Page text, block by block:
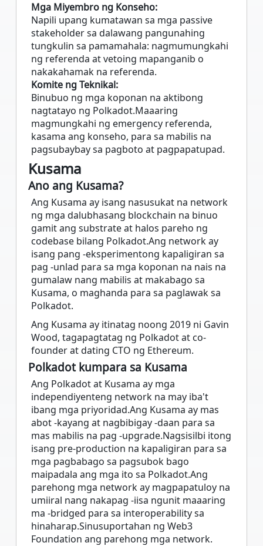
Mga Miyembro ng Konseho:
Napili upang kumatawan sa mga passive
stakeholder sa dalawang pangunahing
tungkulin sa pamamahala: nagmumungkahi
ng referenda at vetoing mapanganib o
nakakahamak na referenda.
Komite ng Teknikal:
Binubuo ng mga koponan na aktibong
nagtatayo ng Polkadot.Maaaring
magmungkahi ng emergency referenda,
kasama ang konseho, para sa mabilis na
pagsubaybay sa pagboto at pagpapatupad.
Kusama
Ano ang Kusama?
Ang Kusama ay isang nasusukat na network
ng mga dalubhasang blockchain na binuo
gamit ang substrate at halos pareho ng
codebase bilang Polkadot.Ang network ay
isang pang -eksperimentong kapaligiran sa
pag -unlad para sa mga koponan na nais na
gumalaw nang mabilis at makabago sa
Kusama, o maghanda para sa paglawak sa
Polkadot.
Ang Kusama ay itinatag noong 2019 ni Gavin
Wood, tagapagtatag ng Polkadot at co-
founder at dating CTO ng Ethereum.
Polkadot kumpara sa Kusama
Ang Polkadot at Kusama ay mga
independiyenteng network na may iba't
ibang mga priyoridad.Ang Kusama ay mas
abot -kayang at nagbibigay -daan para sa
mas mabilis na pag -upgrade.Nagsisilbi itong
isang pre-production na kapaligiran para sa
mga pagbabago sa pagsubok bago
maipadala ang mga ito sa Polkadot.Ang
parehong mga network ay magpapatuloy na
umiiral nang nakapag -iisa ngunit maaaring
ma -bridged para sa interoperability sa
hinaharap.Sinusuportahan ng Web3
Foundation ang parehong mga network.